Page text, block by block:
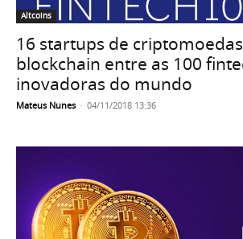
Altcoins
16 startups de
blockchain entre as 100
inovadoras do mundo
Mateus Nunes - 04/11/2018 13:36